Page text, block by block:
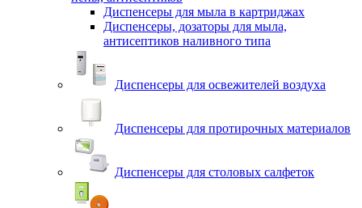
Диспенсеры для мыла в картриджах
Диспенсеры, дозаторы для мыла,
антисептиков наливного типа
Диспенсеры для освежителей воздуха
Диспенсеры для протирочных материалов
Диспенсеры для столовых салфеток